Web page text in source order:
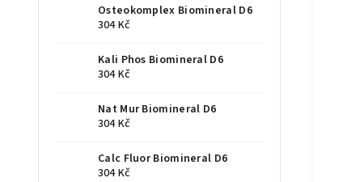
Osteokomplex Biomineral D6
304 Kč
Kali Phos Biomineral D6
304 Kč
Nat Mur Biomineral D6
304 Kč
Calc Fluor Biomineral D6
304 Kč